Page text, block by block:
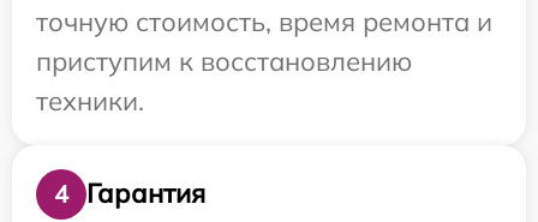
точную стоимость, время ремонта и
приступим к восстановлению
техники.
4
Гарантия